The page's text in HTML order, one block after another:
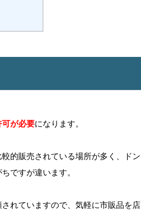
可が必要になります。
的販売されている場所が多く、ドン
ですが違います。
れていますので、気軽に市販品を店